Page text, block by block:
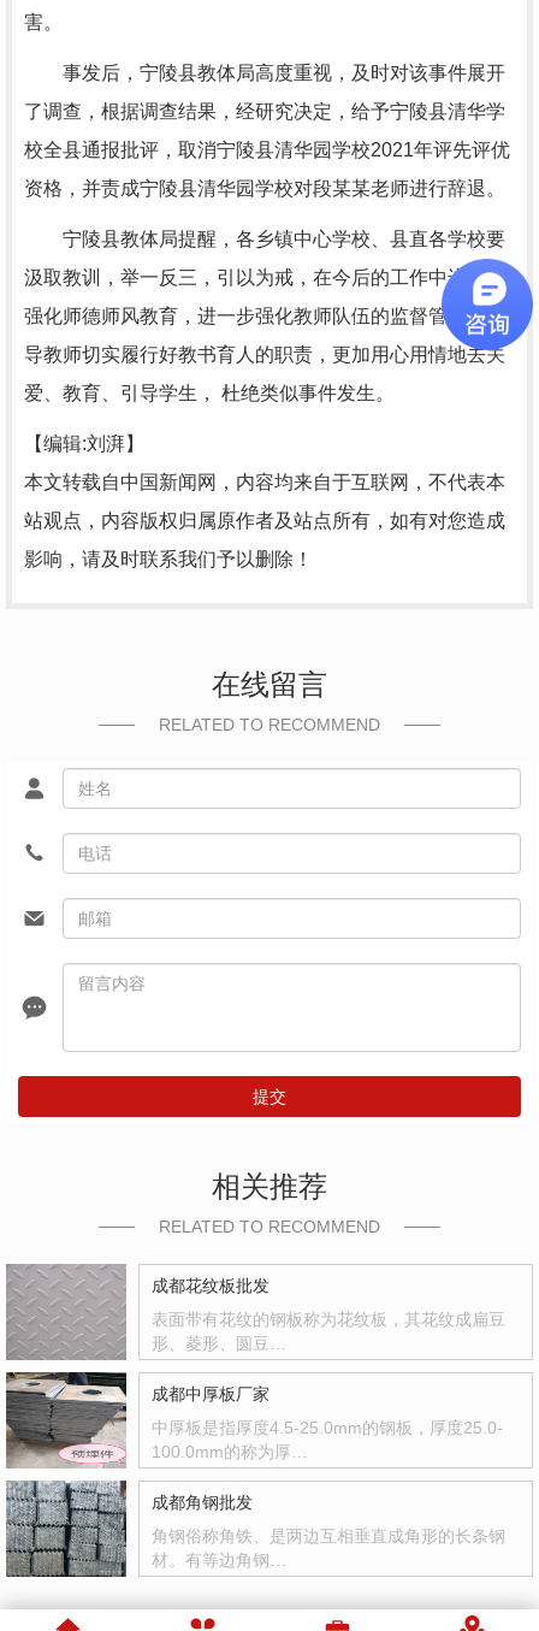
害。
事发后，宁陵县教体局高度重视，及时对该事件展开
了调查，根据调查结果，经研究决定，给予宁陵县清华学
校全县通报批评，取消宁陵县清华园学校2021年评先评优
资格，并责成宁陵县清华园学校对段某某老师进行辞退。
宁陵县教体局提醒，各乡镇中心学校、县直各学校要
汲取教训，举一反三，引以为戒，在今后的工作中进一步
强化师德师风教育，进一步强化教师队伍的监督管理，引
导教师切实履行好教书育人的职责，更加用心用情地去关
爱、教育、引导学生， 杜绝类似事件发生。
【编辑:刘湃】
本文转载自中国新闻网，内容均来自于互联网，不代表本
站观点，内容版权归属原作者及站点所有，如有对您造成
影响，请及时联系我们予以删除！
在线留言
RELATED TO RECOMMEND
提交
相关推荐
RELATED TO RECOMMEND
成都花纹板批发
表面带有花纹的钢板称为花纹板，其花纹成扁豆
形、菱形、圆豆…
成都中厚板厂家
中厚板是指厚度4.5-25.0mm的钢板，厚度25.0-
100.0mm的称为厚…
成都角钢批发
角钢俗称角铁、是两边互相垂直成角形的长条钢
材。有等边角钢…